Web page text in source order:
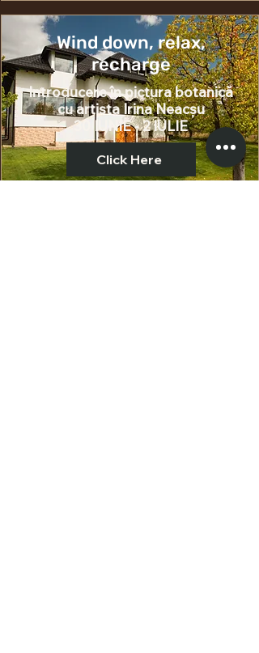
Wind down, relax,
recharge
Introducere în pictura botanică
cuartistaIrina Neacșu
30 IUNIE - 2 IULIE
Click Here